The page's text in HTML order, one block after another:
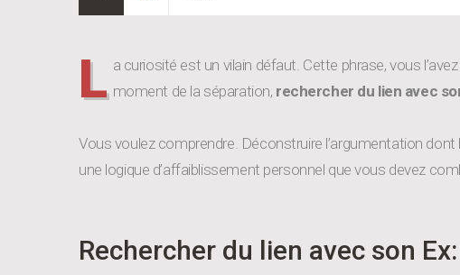
L a curiosité est un vilain défaut. Cette phrase, vous
moment de la séparation, rechercher du lien avec
Vous voulez comprendre. Déconstruire l’argumentation
une logique d’affaiblissement personnel que vous devez
Rechercher du lien avec son